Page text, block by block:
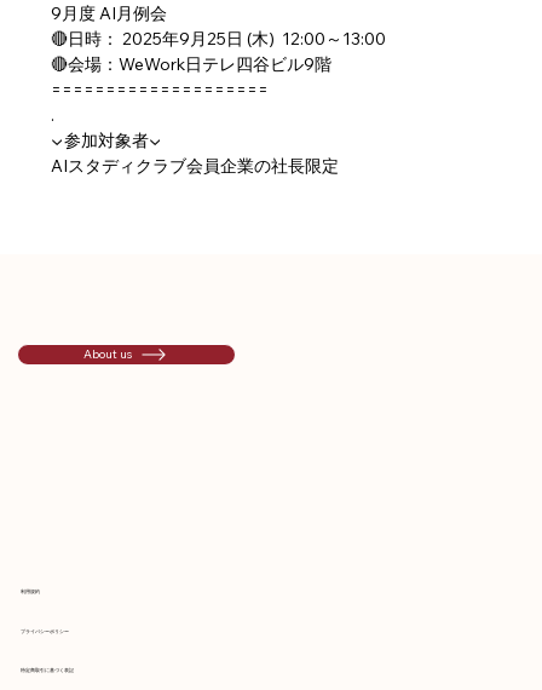
9月度 AI月例会
🔴日時： 2025年9月25日 (木)  12:00～13:00
🔴会場：WeWork日テレ四谷ビル9階
====================
.
▼参加対象者▼
AIスタディクラブ会員企業の社長限定
About us
利用規約
プライバシーポリシー
特定商取引に基づく表記